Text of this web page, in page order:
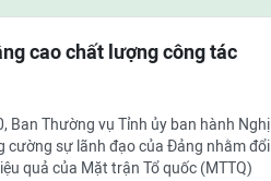
cao chất lượng công tác
Thường vụ Tỉnh ủy ban hành Nghị
cường sự lãnh đạo của Đảng nhằm đổi
quả của Mặt trận Tổ quốc (MTTQ)